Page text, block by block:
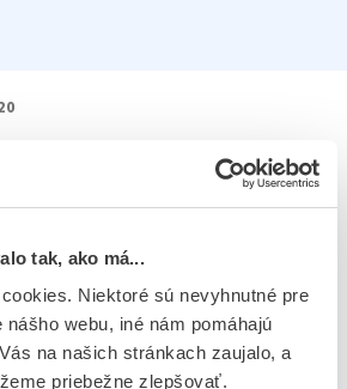
tak, ako má...
Niektoré sú nevyhnutné pre
webu, iné nám pomáhajú
na našich stránkach zaujalo, a
priebežne zlepšovať.
download